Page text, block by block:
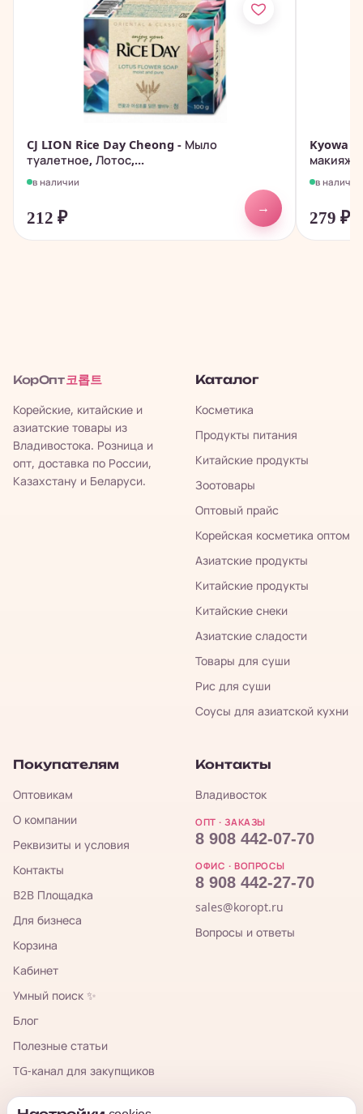
CJ LION Rice Day Cheong - Мыло
туалетное, Лотос,...
в наличии
212 ₽
→
Kyowa -
макияжа
в наличии
279₽
КорОпт 코롭트
Корейские, китайские и
азиатские товары из
Владивостока. Розница и
опт, доставка по России,
Казахстану и Беларуси.
Каталог
Косметика
Продукты питания
Китайские продукты
Зоотовары
Оптовый прайс
Корейская косметика оптом
Азиатские продукты
Китайские продукты
Китайские снеки
Азиатские сладости
Товары для суши
Рис для суши
Соусы для азиатской кухни
Покупателям
Оптовикам
О компании
Реквизиты и условия
Контакты
B2B Площадка
Для бизнеса
Корзина
Кабинет
Умный поиск ✨
Блог
Полезные статьи
TG-канал для закупщиков
Контакты
Владивосток
ОПТ · ЗАКАЗЫ
8 908 442-07-70
ОФИС · ВОПРОСЫ
8 908 442-27-70
sales@koropt.ru
Вопросы и ответы